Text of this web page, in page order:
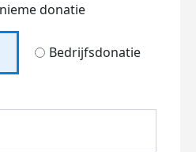
donatie
Bedrijfsdonatie